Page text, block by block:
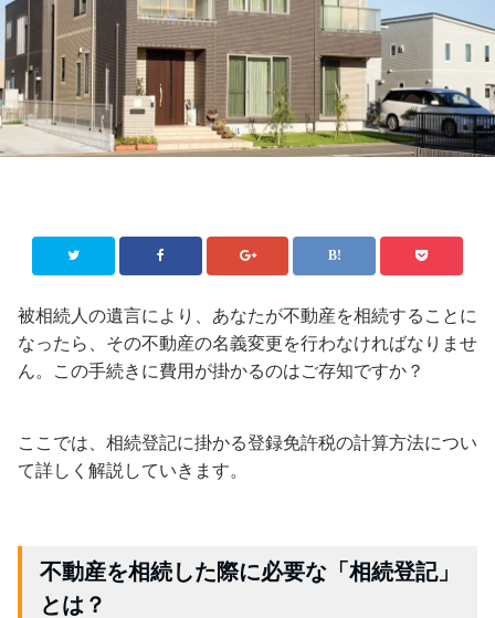
被相続人の遺言により、あなたが不動産を相続することに
なったら、その不動産の名義変更を行わなければなりませ
ん。この手続きに費用が掛かるのはご存知ですか？
ここでは、相続登記に掛かる登録免許税の計算方法につい
て詳しく解説していきます。
不動産を相続した際に必要な「相続登記」
とは？